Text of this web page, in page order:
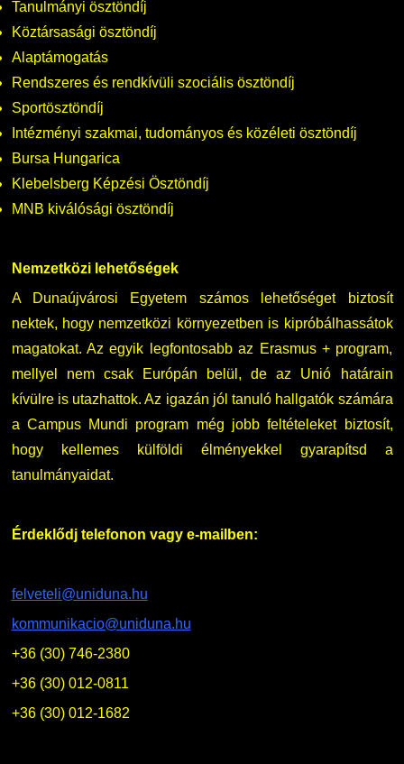
Tanulmányi ösztöndíj
Köztársasági ösztöndíj
Alaptámogatás
Rendszeres és rendkívüli szociális ösztöndíj
Sportösztöndíj
Intézményi szakmai, tudományos és közéleti ösztöndíj
Bursa Hungarica
Klebelsberg Képzési Ösztöndíj
MNB kiválósági ösztöndíj
Nemzetközi lehetőségek
A Dunaújvárosi Egyetem számos lehetőséget biztosít
nektek, hogy nemzetközi környezetben is kipróbálhassátok
magatokat. Az egyik legfontosabb az Erasmus + program,
mellyel nem csak Európán belül, de az Unió határain
kívülre is utazhattok. Az igazán jól tanuló hallgatók számára
a Campus Mundi program még jobb feltételeket biztosít,
hogy kellemes külföldi élményekkel gyarapítsd a
tanulmányaidat.
Érdeklődj telefonon vagy e-mailben:
felveteli@uniduna.hu
kommunikacio@uniduna.hu
+36 (30) 746-2380
+36 (30) 012-0811
+36 (30) 012-1682